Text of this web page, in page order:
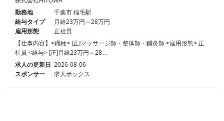
勤務地
千葉市 稲毛駅
給与タイプ
月給23万円～28万円
雇用形態
正社員
【仕事内容】<職種> [正]マッサージ師・整体師・鍼灸師 <雇用形態> 正
社員 <給与> [正]月給23万円～28…
求人の更新日 2026-08-06
スポンサー
求人ボックス